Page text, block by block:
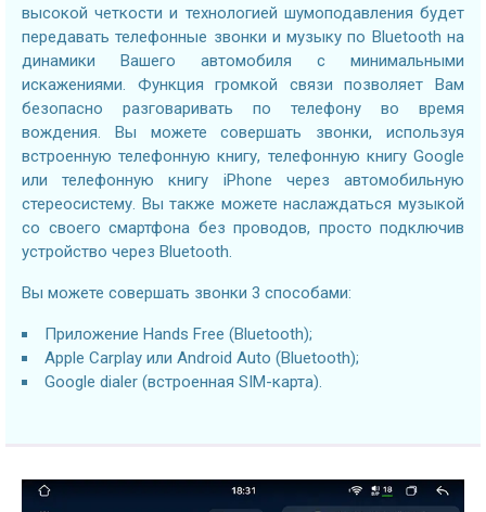
высокой четкости и технологией шумоподавления будет
передавать телефонные звонки и музыку по Bluetooth на
динамики Вашего автомобиля с минимальными
искажениями. Функция громкой связи позволяет Вам
безопасно разговаривать по телефону во время
вождения. Вы можете совершать звонки, используя
встроенную телефонную книгу, телефонную книгу Google
или телефонную книгу iPhone через автомобильную
стереосистему. Вы также можете наслаждаться музыкой
со своего смартфона без проводов, просто подключив
устройство через Bluetooth.
Вы можете совершать звонки 3 способами:
Приложение Hands Free (Bluetooth);
Apple Carplay или Android Auto (Bluetooth);
Google dialer (встроенная SIM-карта).